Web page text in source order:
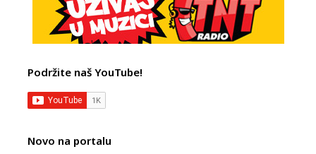
Podržite naš YouTube!
Novo na portalu